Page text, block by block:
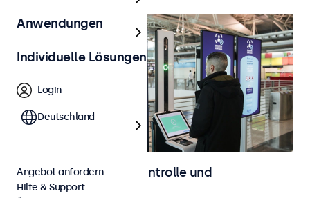
Displays für Zutrittskontrolle und
Identifikation
Anwendungen
Individuelle Lösungen
Login
Deutschland
Angebot anfordern
Hilfe & Support